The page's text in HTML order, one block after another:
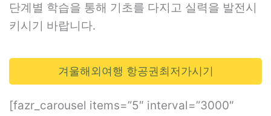
단계별 학습을 통해 기초를 다지고 실력을 발전시
키시기 바랍니다.
겨울해외여행 항공권최저가시기
[fazr_carousel items=”5″ interval=”3000″